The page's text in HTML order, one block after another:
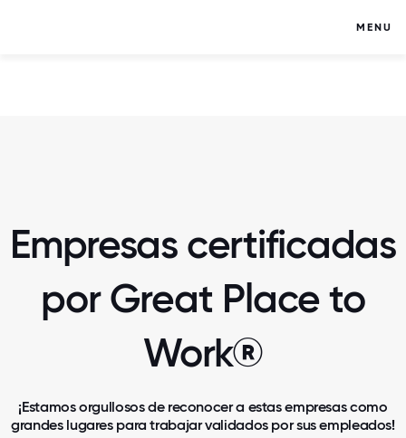
MENU
Empresas certificadas
por Great Place to
Work®
¡Estamos orgullosos de reconocer a estas empresas como
grandes lugares para trabajar validados por sus empleados!